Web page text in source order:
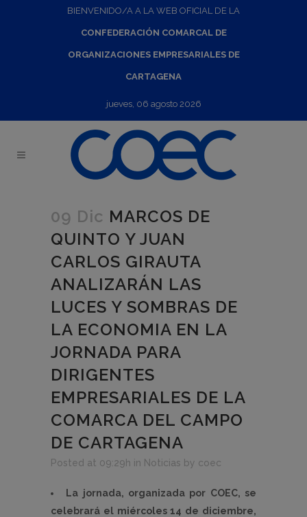
BIENVENIDO/A A LA WEB OFICIAL DE LA
CONFEDERACIÓN COMARCAL DE
ORGANIZACIONES EMPRESARIALES DE
CARTAGENA
jueves, 06 agosto 2026
09 Dic MARCOS DE
QUINTO Y JUAN
CARLOS GIRAUTA
ANALIZARÁN LAS
LUCES Y SOMBRAS DE
LA ECONOMIA EN LA
JORNADA PARA
DIRIGENTES
EMPRESARIALES DE LA
COMARCA DEL CAMPO
DE CARTAGENA
Posted at 09:29h in Noticias by coec
La jornada, organizada por COEC, se
celebrará el miércoles 14 de diciembre,